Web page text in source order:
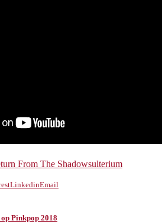
From The Shadowsulterium
LinkedinEmail
Pinkpop 2018